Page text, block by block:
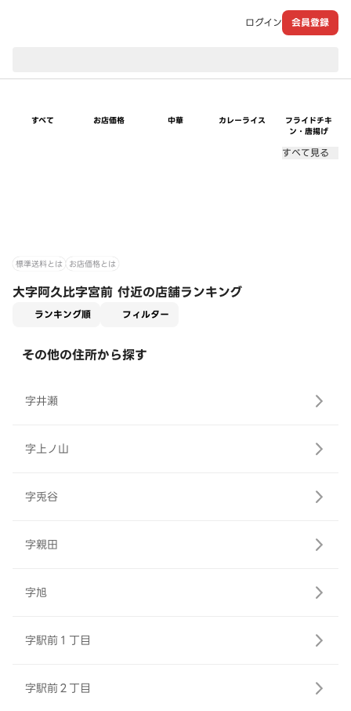
ログイン 会員登録
すべて お店価格 中華 カレーライス
フライドチキ
ン・唐揚げ
すべて見る
標準送料とは お店価格とは
大字阿久比字宮前 付近の店舗ランキング
ランキング順 フィルター
その他の住所から探す
字井瀬
字上ノ山
字兎谷
字親田
字旭
字駅前１丁目
字駅前２丁目